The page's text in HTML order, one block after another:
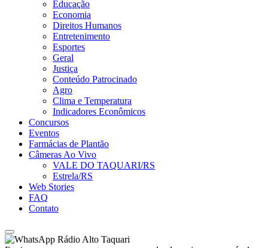
Educação
Economia
Direitos Humanos
Entretenimento
Esportes
Geral
Justiça
Conteúdo Patrocinado
Agro
Clima e Temperatura
Indicadores Econômicos
Concursos
Eventos
Farmácias de Plantão
Câmeras Ao Vivo
VALE DO TAQUARI/RS
Estrela/RS
Web Stories
FAQ
Contato
Rádio Alto Taquari